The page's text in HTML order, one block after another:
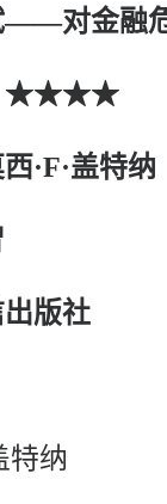
——对金融
★★★★
·F·盖特纳
版社
特纳